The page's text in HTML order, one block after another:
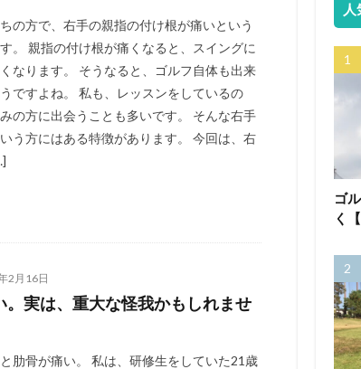
の方で、右手の親指の付け根が痛いという
。 親指の付け根が痛くなると、スイングに
なります。 そうなると、ゴルフ自体も出来
ですよね。 私も、レッスンをしているの
の方に出会うことも多いです。 そんな右手
う方にはある特徴があります。 今回は、右
2月16日
。実は、重大な怪我かもしれませ
肋骨が痛い。 私は、研修生をしていた21歳
ゴ
く